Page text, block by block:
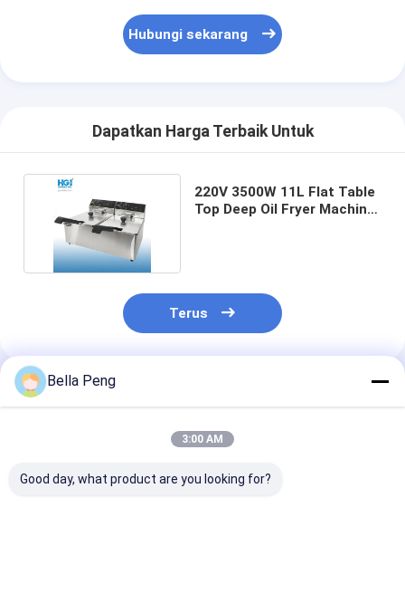
Hubungi sekarang
Dapatkan Harga Terbaik Untuk
220V 3500W 11L Flat Table
Top Deep Oil Fryer Machine
Terus
Rekomendasi Produk
Bella Peng
3:00 AM
Good day, what product are you looking for?